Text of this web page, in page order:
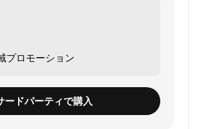
プロモーション
ードパーティで購入